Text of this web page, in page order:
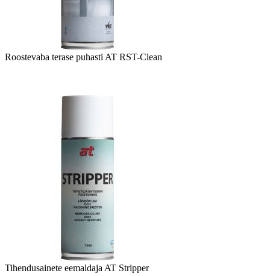
Roostevaba terase puhasti AT RST-Clean
Tihendusainete eemaldaja AT Stripper